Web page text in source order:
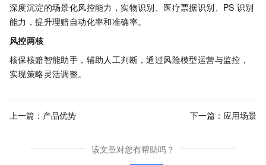
深度沉淀的场景化风控能力，实物识别、医疗票据识别、PS 识别
能力，提升理赔自动化率和准确率。
风控两核
核保核赔智能助手，辅助人工判断，通过风险模型运营与监控，
实现策略灵活调整。
上一篇： 产品优势 下一篇： 应用场景
该文章对您有帮助吗？